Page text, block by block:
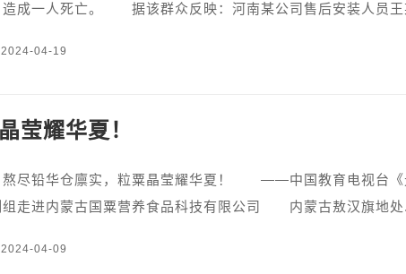
造成一人死亡。 据该群众反映：河南某公司售后安装人员王
2024-04-19
莹耀华夏！
铅华仓廪实，粒粟晶莹耀华夏！ ——中国教育电视台《
组走进内蒙古国粟营养食品科技有限公司 内蒙古敖汉旗地处
2024-04-09